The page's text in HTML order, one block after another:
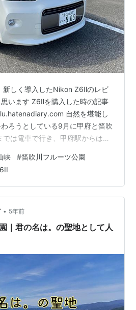
新しく導入したNikon Z6Ⅱのレビ
います Z6Ⅱを購入した時の記事
自然を堪能し
ろうとしている9月に甲府と笛吹
は電車で行き、甲府駅からはレ
テ君です まずは甲府の代表的な
ました 峠を越え山々を走ってい
した ロープウェイで山の上まで
聞いたところ これはこれで良か
ちたらた…
峡 #笛吹川フルーツ公園
• 5年前
｜君の名は。の聖地として人